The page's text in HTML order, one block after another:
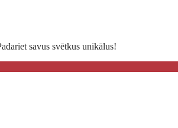
savus svētkus unikālus!